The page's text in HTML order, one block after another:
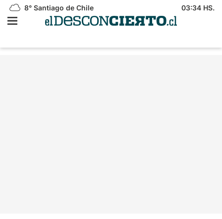
8° Santiago de Chile 03:34 HS.